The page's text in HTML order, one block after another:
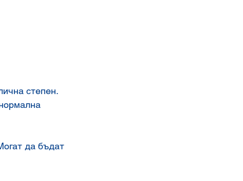
степен.
да бъдат